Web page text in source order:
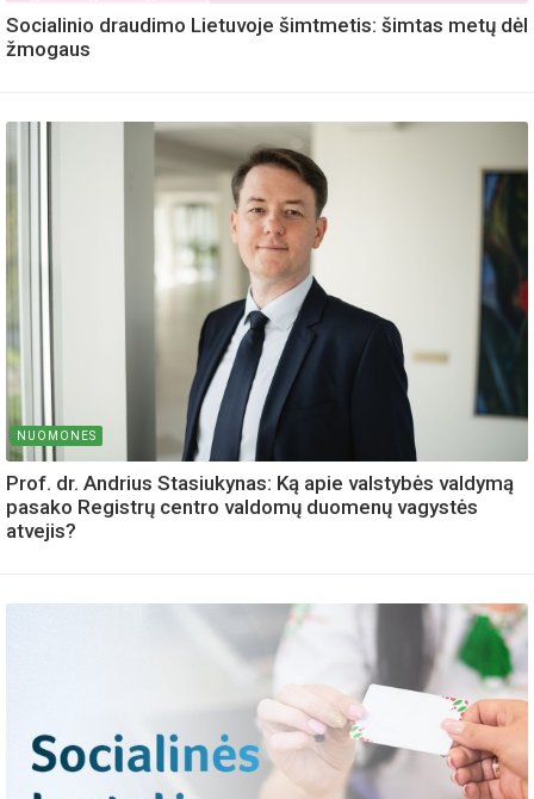
Socialinio draudimo Lietuvoje šimtmetis: šimtas metų dėl
žmogaus
NUOMONES
Prof. dr. Andrius Stasiukynas: Ką apie valstybės valdymą
pasako Registrų centro valdomų duomenų vagystės
atvejis?